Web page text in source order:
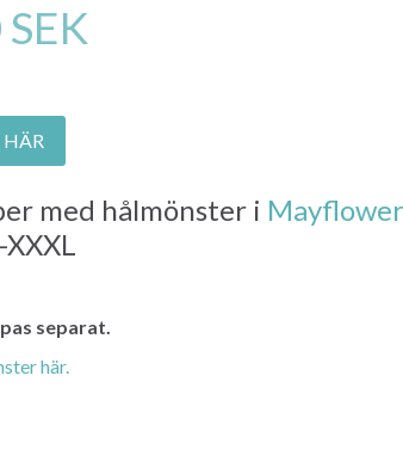
med hålmönster i
separat.
här.